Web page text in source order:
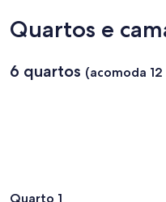
Intl.)
Quartos e
6 quartos (acomoda 12
Quarto 1